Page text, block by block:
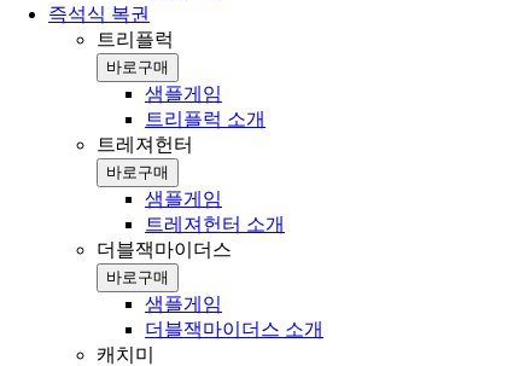
즉석식 복권
트리플럭
바로구매
샘플게임
트리플럭 소개
트레져헌터
바로구매
샘플게임
트레져헌터 소개
더블잭마이더스
바로구매
샘플게임
더블잭마이더스 소개
캐치미